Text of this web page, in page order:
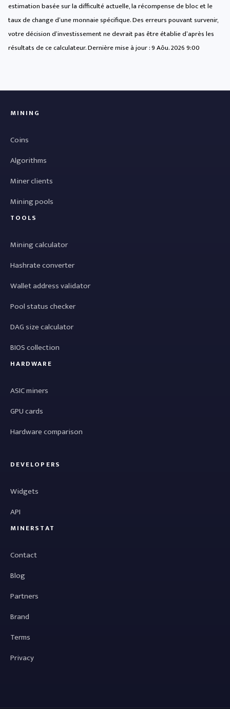
estimation basée sur la difficulté actuelle, la récompense de bloc et le
taux de change d’une monnaie spécifique. Des erreurs pouvant survenir,
votre décision d’investissement ne devrait pas être établie d’après les
résultats de ce calculateur. Dernière mise à jour :9 Aôu. 2026 9:00
MINING
Coins
Algorithms
Miner clients
Mining pools
TOOLS
Mining calculator
Hashrate converter
Wallet address validator
Pool status checker
DAG size calculator
BIOS collection
HARDWARE
ASIC miners
GPU cards
Hardware comparison
DEVELOPERS
Widgets
API
MINERSTAT
Contact
Blog
Partners
Brand
Terms
Privacy